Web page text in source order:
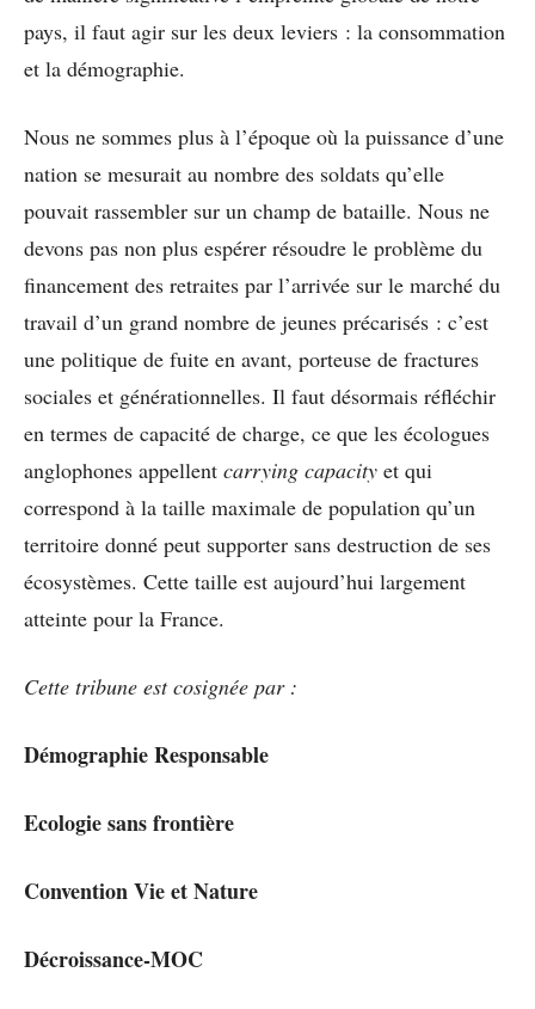
pays, il faut agir sur les deux leviers : la consommation
et la démographie.
Nous ne sommes plus à l’époque où la puissance d’une
nation se mesurait au nombre des soldats qu’elle
pouvait rassembler sur un champ de bataille. Nous ne
devons pas non plus espérer résoudre le problème du
financement des retraites par l’arrivée sur le marché du
travail d’un grand nombre de jeunes précarisés : c’est
une politique de fuite en avant, porteuse de fractures
sociales et générationnelles. Il faut désormais réfléchir
en termes de capacité de charge, ce que les écologues
anglophones appellent carrying capacity et qui
correspond à la taille maximale de population qu’un
territoire donné peut supporter sans destruction de ses
écosystèmes. Cette taille est aujourd’hui largement
atteinte pour la France.
Cette tribune est cosignée par :
Démographie Responsable
Ecologie sans frontière
Convention Vie et Nature
Décroissance-MOC